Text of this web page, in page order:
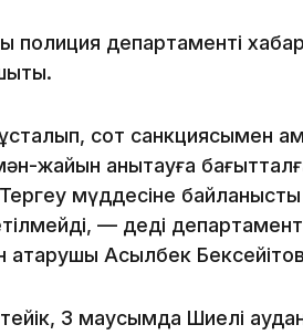
полиция департаменті
сот санкциясымен
жайын анықтауға
мүддесіне байланысты
— деді
атқарушы Асылбек
3 маусымда Шиелі